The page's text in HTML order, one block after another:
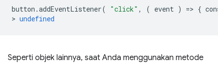
button .addEventListener( "click" , ( event ) => {
> undefined
Seperti objek lainnya, saat Anda menggunakan metode